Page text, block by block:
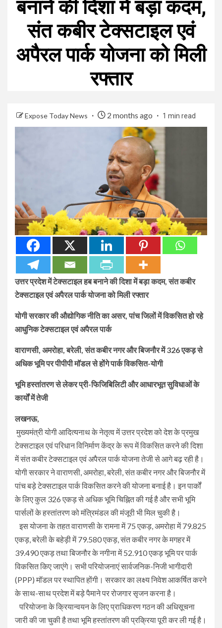
बनाने की दिशा में बड़ा कदम,
संत कबीर टेक्सटाइल एवं
अपैरल पार्क योजना को मिली
रफ्तार
Expose Today News 2 months ago 1 min read
उत्तर प्रदेश में टेक्सटाइल हब बनाने की दिशा में बड़ा कदम, संत कबीर
टेक्सटाइल एवं अपैरल पार्क योजना को मिली रफ्तार
योगी सरकार की औद्योगिक नीति का असर, पांच जिलों में विकसित हो रहे
आधुनिक टेक्सटाइल एवं अपैरल पार्क
वाराणसी, अमरोहा, बरेली, संत कबीर नगर और बिजनौर में 326 एकड़ से
अधिक भूमि पर पीपीपी मॉडल से होंगे पार्क विकसित-योगी
भूमि हस्तांतरण से लेकर प्री-फिजिबिलिटी और आधारभूत सुविधाओं के
कार्यों में तेजी
लखनऊ,
मुख्यमंत्री योगी आदित्यनाथ के नेतृत्व में उत्तर प्रदेश को देश के प्रमुख
टेक्सटाइल एवं परिधान विनिर्माण केंद्र के रूप में विकसित करने की दिशा
में संत कबीर टेक्सटाइल एवं अपैरल पार्क योजना तेजी से आगे बढ़ रही है।
योगी सरकार ने वाराणसी, अमरोहा, बरेली, संत कबीर नगर और बिजनौर में
पांच बड़े टेक्सटाइल पार्क विकसित करने की योजना बनाई है। इन पार्कों
के लिए कुल 326 एकड़ से अधिक भूमि चिह्नित की गई है और सभी भूमि
पार्सलों के हस्तांतरण को मंत्रिमंडल की मंजूरी भी मिल चुकी है।
इस योजना के तहत वाराणसी के रामना में 75 एकड़, अमरोहा में 79.825
एकड़, बरेली के बहेड़ी में 79.580 एकड़, संत कबीर नगर के मगहर में
39.490 एकड़ तथा बिजनौर के नगीना में 52.910 एकड़ भूमि पर पार्क
विकसित किए जाएंगे। सभी परियोजनाएं सार्वजनिक-निजी भागीदारी
(PPP) मॉडल पर स्थापित होंगी। सरकार का लक्ष्य निवेश आकर्षित करने
के साथ-साथ प्रदेश में बड़े पैमाने पर रोजगार सृजन करना है।
परियोजना के क्रियान्वयन के लिए प्राधिकरण गठन की अधिसूचना
जारी की जा चुकी है तथा भूमि हस्तांतरण की प्रक्रिया पूरी कर ली गई है।